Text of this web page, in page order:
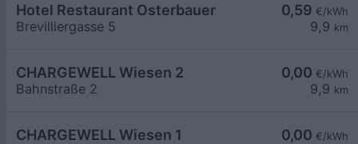
0,59 €/kWh
9,9 km
Hotel Restaurant Osterbauer
Brevilliergasse 5
0,00 €/kWh
9,9 km
CHARGEWELL Wiesen 2
Bahnstraße 2
0,00 €/kWh
CHARGEWELL Wiesen 1